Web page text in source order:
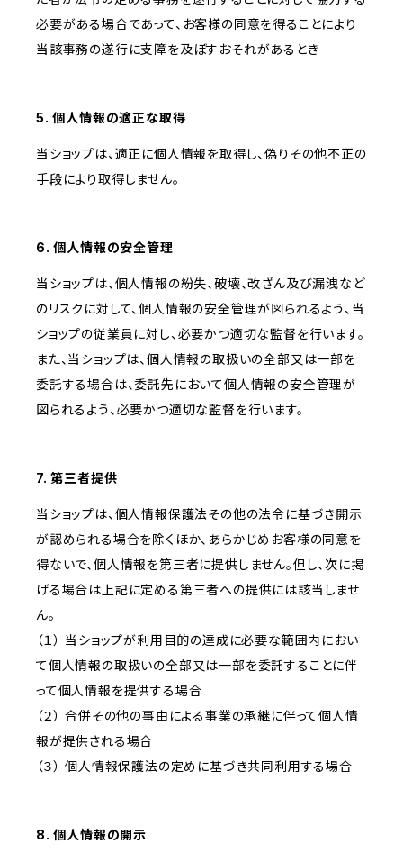
必要がある場合であって、お客様の同意を得ることにより
当該事務の遂行に支障を及ぼすおそれがあるとき
5. 個人情報の適正な取得
当ショップは、適正に個人情報を取得し、偽りその他不正の
手段により取得しません。
6. 個人情報の安全管理
当ショップは、個人情報の紛失、破壊、改ざん及び漏洩など
のリスクに対して、個人情報の安全管理が図られるよう、当
ショップの従業員に対し、必要かつ適切な監督を行います。
また、当ショップは、個人情報の取扱いの全部又は一部を
委託する場合は、委託先において個人情報の安全管理が
図られるよう、必要かつ適切な監督を行います。
7. 第三者提供
当ショップは、個人情報保護法その他の法令に基づき開示
が認められる場合を除くほか、あらかじめお客様の同意を
得ないで、個人情報を第三者に提供しません。但し、次に掲
げる場合は上記に定める第三者への提供には該当しませ
ん。
（１） 当ショップが利用目的の達成に必要な範囲内におい
て個人情報の取扱いの全部又は一部を委託することに伴
って個人情報を提供する場合
（２） 合併その他の事由による事業の承継に伴って個人情
報が提供される場合
（３） 個人情報保護法の定めに基づき共同利用する場合
8. 個人情報の開示